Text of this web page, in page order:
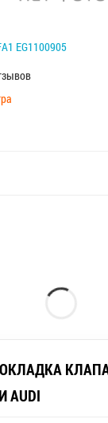
EG1100905
AUDI